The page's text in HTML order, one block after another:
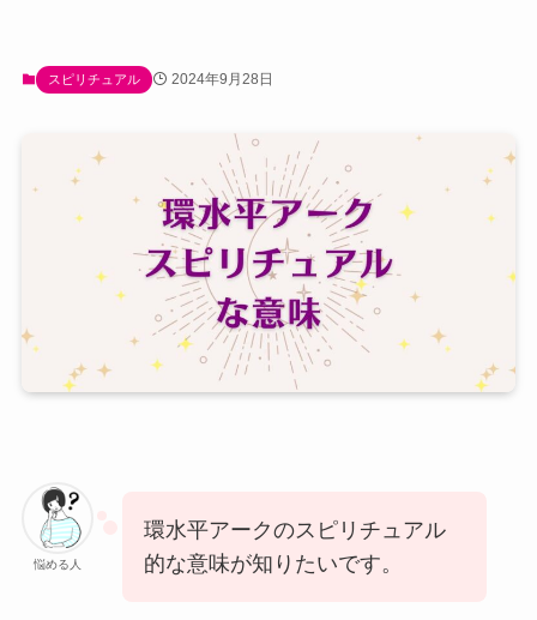
スピリチュアル 2024年9月28日
悩める人
環水平アークのスピリチュアル
的な意味が知りたいです。